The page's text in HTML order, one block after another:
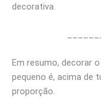
decorativa.
Em resumo, decorar
pequeno é, acima de
proporção.